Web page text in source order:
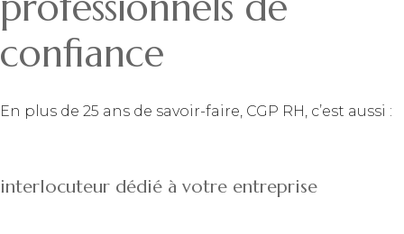
confiance
En plus de 25 ans de savoir-faire, CGP RH, c’est aussi :
interlocuteur dédié à votre entreprise